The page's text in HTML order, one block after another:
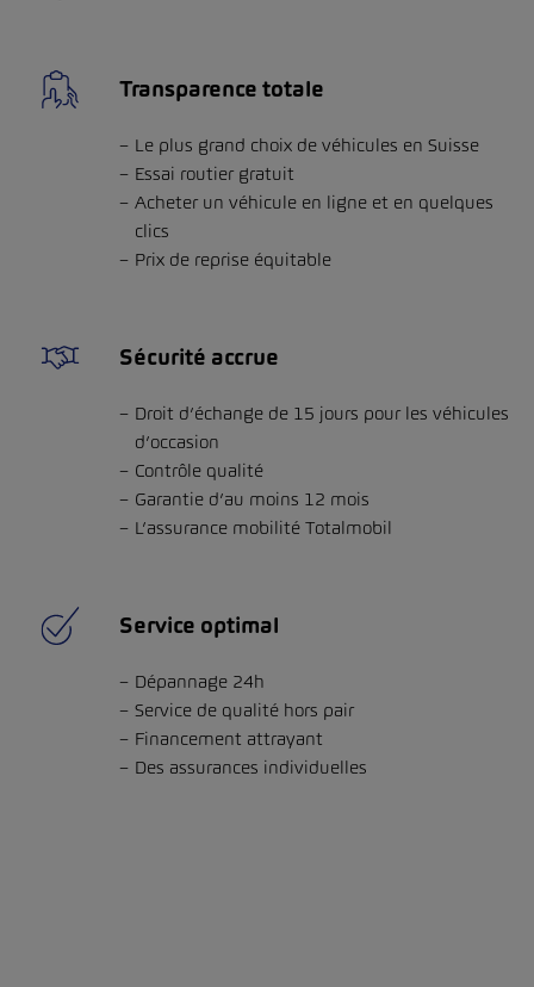
Transparence totale
Le plus grand choix de véhicules en Suisse
Essai routier gratuit
Acheter un véhicule en ligne et en quelques
clics
Prix de reprise équitable
Sécurité accrue
Droit d’échange de 15 jours pour les véhicules
d’occasion
Contrôle qualité
Garantie d’au moins 12 mois
L’assurance mobilité Totalmobil
Service optimal
Dépannage 24h
Service de qualité hors pair
Financement attrayant
Des assurances individuelles